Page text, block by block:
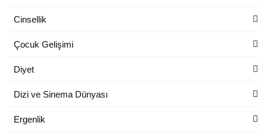
Cinsellik
Çocuk Gelişimi
Diyet
Dizi ve Sinema Dünyası
Ergenlik